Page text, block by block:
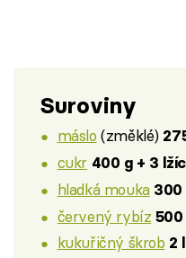
Suroviny
máslo (změklé)
cukr 400 g + 3
hladká mouka 300
červený rybíz 500
kukuřičný škrob 2